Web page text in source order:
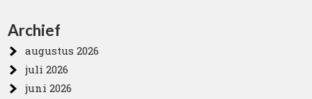
Archief
augustus 2026
juli 2026
juni 2026